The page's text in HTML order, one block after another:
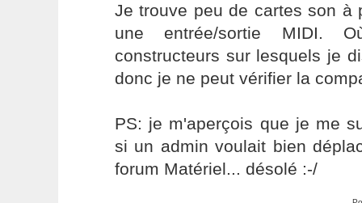
Je trouve peu de cartes son à
une entrée/sortie MIDI.
constructeurs sur lesquels je
donc je ne peut vérifier la
PS: je m'aperçois que je me
si un admin voulait bien
forum Matériel... désolé :-/